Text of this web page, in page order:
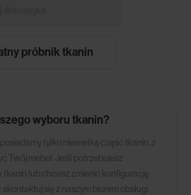
próbnik tkanin
wyboru tkanin?
tylko niewielką część tkanin, z
Twój mebel. Jeśli potrzebujesz
lub chcesz zmienić konfigurację
się z naszym biurem obsługi.